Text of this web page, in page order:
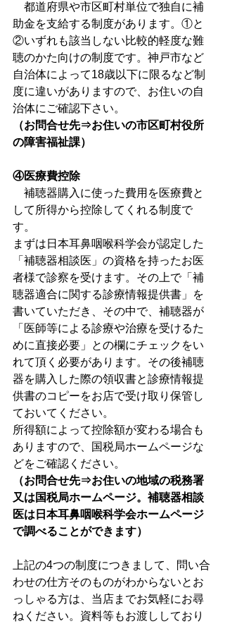
都道府県や市区町村単位で独自に補
助金を支給する制度があります。①と
②いずれも該当しない比較的軽度な難
聴のかた向けの制度です。神戸市など
自治体によって18歳以下に限るなど制
度に違いがありますので、お住いの自
治体にご確認下さい。
（お問合せ先⇒お住いの市区町村役所
の障害福祉課）
④医療費控除
補聴器購入に使った費用を医療費と
して所得から控除してくれる制度で
す。
まずは日本耳鼻咽喉科学会が認定した
「補聴器相談医」の資格を持ったお医
者様で診察を受けます。その上で「補
聴器適合に関する診療情報提供書」を
書いていただき、その中で、補聴器が
「医師等による診療や治療を受けるた
めに直接必要」との欄にチェックをい
れて頂く必要があります。その後補聴
器を購入した際の領収書と診療情報提
供書のコピーをお店で受け取り保管し
ておいてください。
所得額によって控除額が変わる場合も
ありますので、国税局ホームページな
どをご確認ください。
（お問合せ先⇒お住いの地域の税務署
又は国税局ホームページ。補聴器相談
医は日本耳鼻咽喉科学会ホームページ
で調べることができます）
上記の4つの制度につきまして、問い合
わせの仕方そのものがわからないとお
っしゃる方は、当店までお気軽にお尋
ねください。資料等もお渡ししており